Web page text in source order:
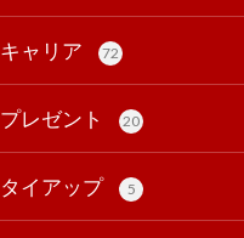
キャリア 72
プレゼント 20
タイアップ 5